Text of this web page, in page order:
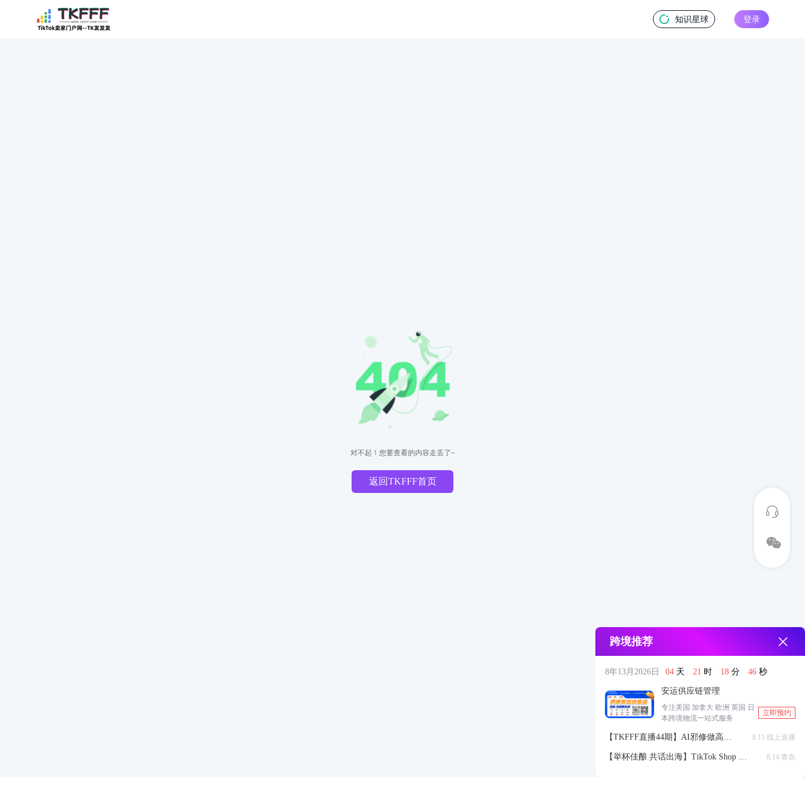
知识星球 登录
对不起！您要查看的内容走丢了~
返回TKFFF首页
跨境推荐
8年13月2026日 04 天 21 时 18 分 45 秒
安运供应链管理
专注美国 加拿大 欧洲 英国 日
本跨境物流一站式服务
立即预约
【TKFFF直播44期】AI邪修做高点
带货视频
8.11 线上直播
【举杯佳酿 共话出海】TikTok Shop 全
8.14 青岛